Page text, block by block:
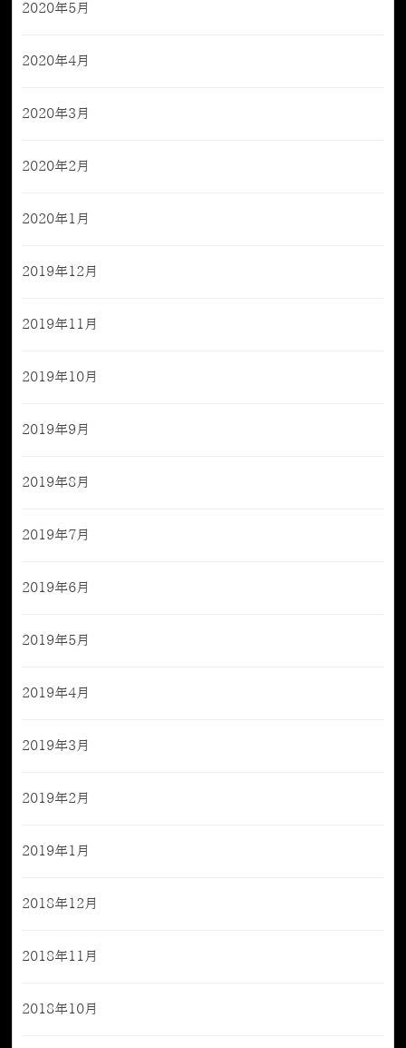
2020年5月
2020年4月
2020年3月
2020年2月
2020年1月
2019年12月
2019年11月
2019年10月
2019年9月
2019年8月
2019年7月
2019年6月
2019年5月
2019年4月
2019年3月
2019年2月
2019年1月
2018年12月
2018年11月
2018年10月